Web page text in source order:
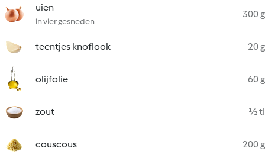
uien
in vier gesneden
300 g
teentjes knoflook 20 g
olijfolie 60 g
zout ½ tl
couscous 200 g